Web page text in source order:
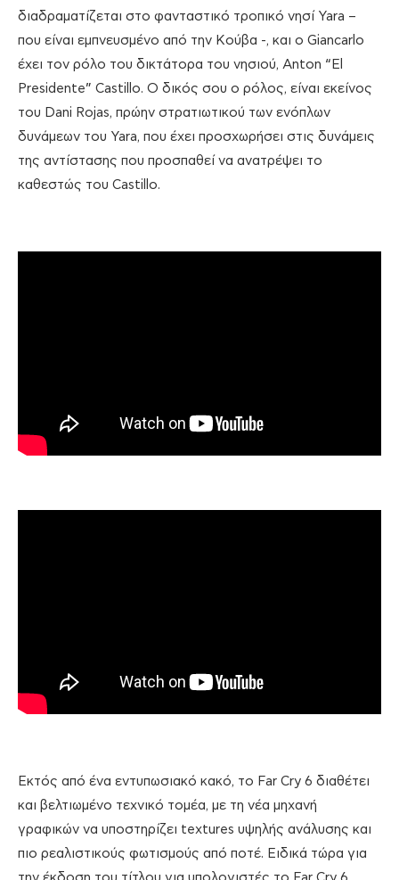
διαδραματίζεται στο φανταστικό τροπικό νησί Yara –
που είναι εμπνευσμένο από την Κούβα -, και ο Giancarlo
έχει τον ρόλο του δικτάτορα του νησιού, Anton “El
Presidente” Castillo. Ο δικός σου ο ρόλος, είναι εκείνος
του Dani Rojas, πρώην στρατιωτικού των ενόπλων
δυνάμεων του Yara, που έχει προσχωρήσει στις δυνάμεις
της αντίστασης που προσπαθεί να ανατρέψει το
καθεστώς του Castillo.
Εκτός από ένα εντυπωσιακό κακό, το Far Cry 6 διαθέτει
και βελτιωμένο τεχνικό τομέα, με τη νέα μηχανή
γραφικών να υποστηρίζει textures υψηλής ανάλυσης και
πιο ρεαλιστικούς φωτισμούς από ποτέ. Ειδικά τώρα για